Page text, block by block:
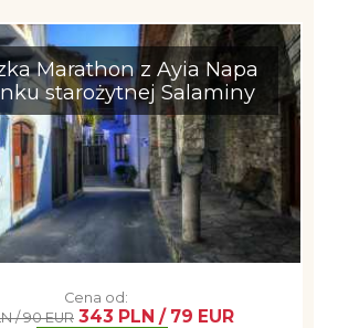
Marathon z Ayia Napa
starożytnej Salaminy
Cena od:
/ 90 EUR 343 PLN / 79 EUR